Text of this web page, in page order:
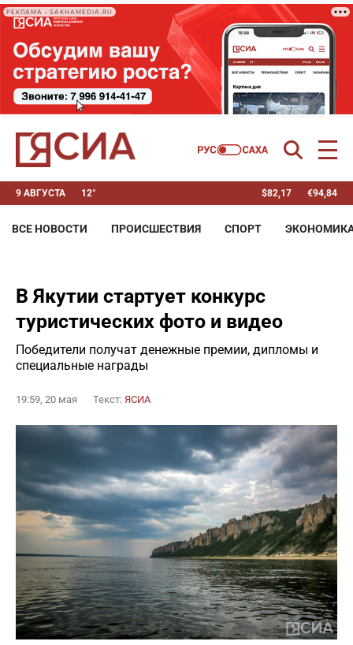
РЕКЛАМА • SAKHAMEDIA.RU
9 АВГУСТА 12° $82,17 €94,84
ВСЕ НОВОСТИ ПРОИСШЕСТВИЯ СПОРТ
В Якутии стартует конкурс
туристических фото и видео
Победители получат денежные премии, дипломы и
специальные награды
19:59, 20 мая Текст: ЯСИА